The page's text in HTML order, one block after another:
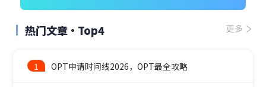
热门文章·Top4 更多
1 OPT申请时间线2026，OPT最全攻略